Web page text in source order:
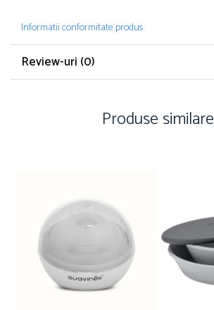
Informatii conformitate produs
Review-uri (0)
Produse similare